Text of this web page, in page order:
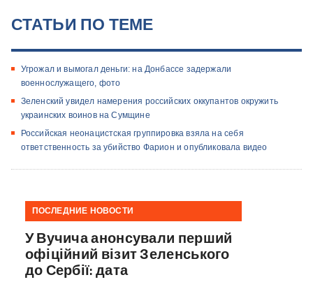
СТАТЬИ ПО ТЕМЕ
Угрожал и вымогал деньги: на Донбассе задержали
военнослужащего, фото
Зеленский увидел намерения российских оккупантов окружить
украинских воинов на Сумщине
Российская неонацистская группировка взяла на себя
ответственность за убийство Фарион и опубликовала видео
ПОСЛЕДНИЕ НОВОСТИ
У Вучича анонсували перший
офіційний візит Зеленського
до Сербії: дата